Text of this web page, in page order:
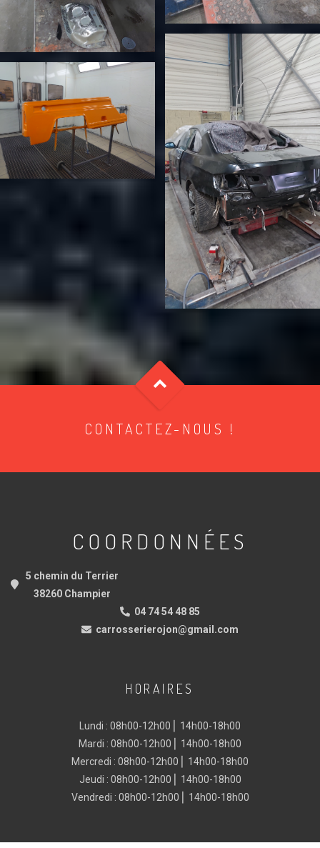
CONTACTEZ-NOUS !
COORDONNÉES
5 chemin du Terrier
38260 Champier
04 74 54 48 85
carrosserierojon@gmail.com
HORAIRES
Lundi : 08h00-12h00 ⎜ 14h00-18h00
Mardi : 08h00-12h00 ⎜ 14h00-18h00
Mercredi : 08h00-12h00 ⎜ 14h00-18h00
Jeudi : 08h00-12h00 ⎜ 14h00-18h00
Vendredi : 08h00-12h00 ⎜ 14h00-18h00